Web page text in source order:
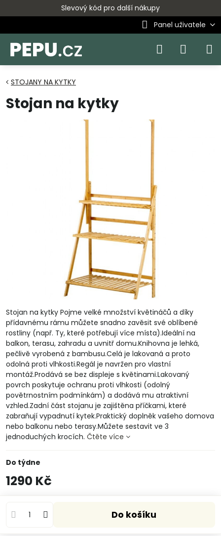
Slevový kód pro další nákupy
Panel uživatele
STOJANY NA KYTKY
Stojan na kytky
Stojan na kytky Pojme velké množství květináčů a díky
přídavnému rámu můžete snadno zavěsit své oblíbené
rostliny (např. Ty, které potřebují více místa).Ideální na
balkon, terasu, zahradu a uvnitř domu.Knihovna je lehká,
pečlivě vyrobená z bambusu.Celá je lakovaná a proto
odolná proti vlhkosti.Regál je navržen pro vlastní
montáž.Prodává se bez displeje s květinami.Lakovaný
povrch poskytuje ochranu proti vlhkosti (odolný
povětrnostním podmínkám) a dodává mu atraktivní
vzhled.Zadní část stojanu je zajištěna příčkami, které
zabraňují vypadnutí kytek.Praktický doplněk vašeho domova
nebo balkonu nebo terasy.Můžete sestavit ve 3
jednoduchých krocích. Čtěte více
Do týdne
1290 Kč
Do košíku